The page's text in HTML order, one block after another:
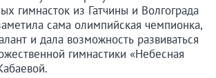
гимнасток из Гатчины и Волгограда
сама олимпийская чемпионка,
и дала возможность развиваться
гимнастики «Небесная